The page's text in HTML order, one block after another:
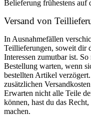
Belieferung frühestens auf
Versand von
In Ausnahmefällen
Teillieferungen, soweit dir
Interessen zumutbar ist.
Bestellung warten, wenn
bestellten Artikel
zusätzlichen
Erwarten nicht alle Teile
können, hast du das
machen.